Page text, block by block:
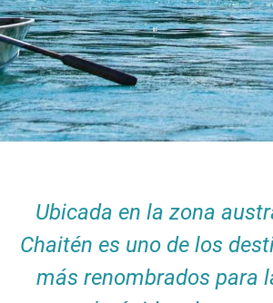
Ubicada en la zona
Chaitén es uno de los
más renombrados para